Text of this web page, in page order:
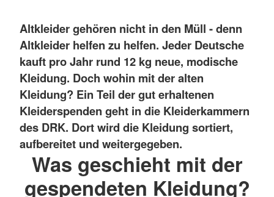
Altkleider gehören nicht in den Müll - denn
Altkleider helfen zu helfen. Jeder Deutsche
kauft pro Jahr rund 12 kg neue, modische
Kleidung. Doch wohin mit der alten
Kleidung? Ein Teil der gut erhaltenen
Kleiderspenden geht in die Kleiderkammern
des DRK. Dort wird die Kleidung sortiert,
aufbereitet und weitergegeben.
Was geschieht mit der
gespendeten Kleidung?